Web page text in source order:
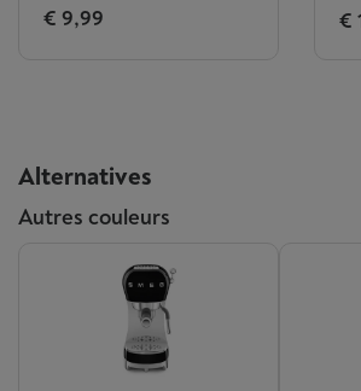
€ 9,99 €
Alternatives
Autres couleurs